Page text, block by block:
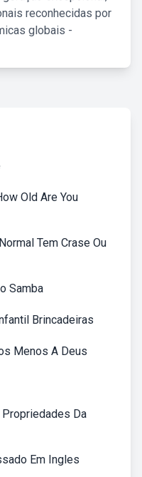
reconhecidas por
globais -
Old Are You
Tem Crase Ou
Samba
Brincadeiras
Menos A Deus
Da
Em Ingles